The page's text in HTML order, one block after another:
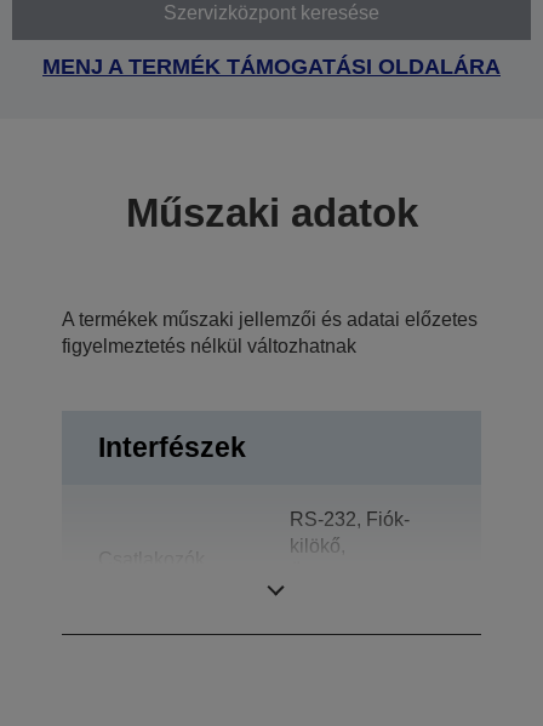
Szervizközpont keresése
MENJ A TERMÉK TÁMOGATÁSI OLDALÁRA
Műszaki adatok
A termékek műszaki jellemzői és adatai előzetes
figyelmeztetés nélkül változhatnak
Interfészek
RS-232, Fiók-
kilökő,